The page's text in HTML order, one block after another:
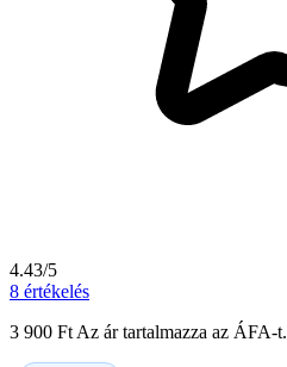
4.43/5
8 értékelés
3 900 Ft Az ár tartalmazza az ÁFA-t.